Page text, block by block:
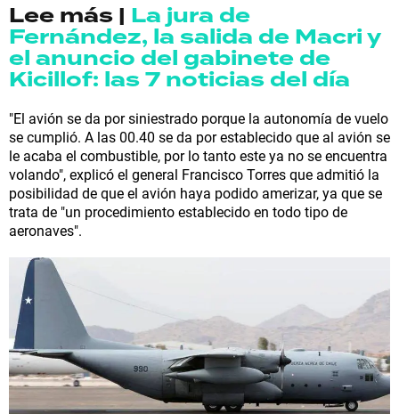
Lee más | La jura de
Fernández, la salida de Macri y
el anuncio del gabinete de
Kicillof: las 7 noticias del día
"El avión se da por siniestrado porque la autonomía de vuelo
se cumplió. A las 00.40 se da por establecido que al avión se
le acaba el combustible, por lo tanto este ya no se encuentra
volando", explicó el general Francisco Torres que admitió la
posibilidad de que el avión haya podido amerizar, ya que se
trata de "un procedimiento establecido en todo tipo de
aeronaves".